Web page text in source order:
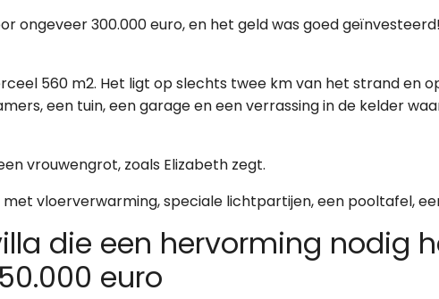
ongeveer 300.000 euro, en het geld was goed
560 m2. Het ligt op slechts twee km van het strand en
een tuin, een garage en een verrassing in de kelder
vrouwengrot, zoals Elizabeth zegt.
vloerverwarming, speciale lichtpartijen, een pooltafel,
die een hervorming nodig
euro